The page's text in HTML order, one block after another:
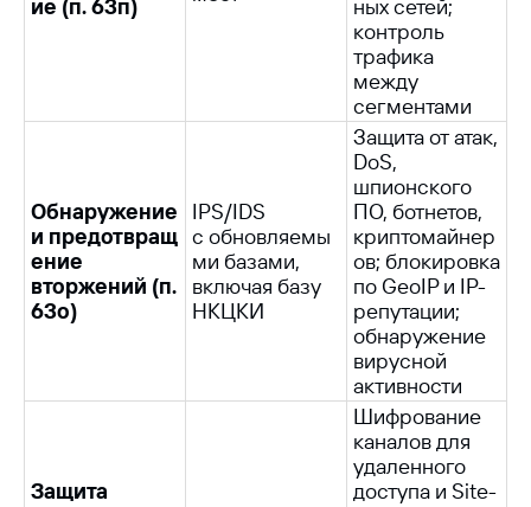
ие (п. 63п)
ных сетей;
контроль
трафика
между
сегментами
Обнаружение
и предотвращ
ение
вторжений (п.
63о)
IPS/IDS
с обновляемы
ми базами,
включая базу
НКЦКИ
Защита от атак,
DoS,
шпионского
ПО, ботнетов,
криптомайнер
ов; блокировка
по GeoIP и IP-
репутации;
обнаружение
вирусной
активности
Защита
Шифрование
каналов для
удаленного
доступа и Site-